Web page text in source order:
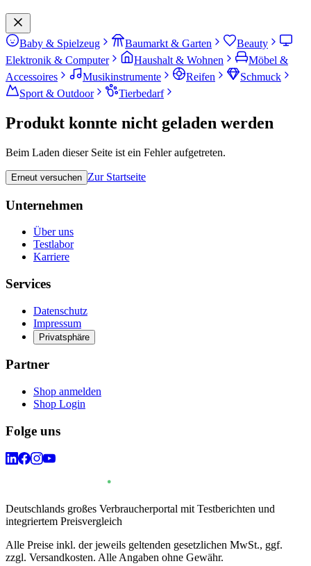
Baby & Spielzeug Baumarkt & Garten
Beauty
Elektronik & Computer
Haushalt & Wohnen
Möbel &
Accessoires
Musikinstrumente Reifen
Schmuck
Sport & Outdoor
Tierbedarf
Produkt konnte nicht geladen werden
Beim Laden dieser Seite ist ein Fehler aufgetreten.
Erneut versuchen Zur Startseite
Unternehmen
Über uns
Testlabor
Karriere
Services
Datenschutz
Impressum
Privatsphäre
Partner
Shop anmelden
Shop Login
Folge uns
Deutschlands großes Verbraucherportal mit Testberichten und
integriertem Preisvergleich
Alle Preise inkl. der jeweils geltenden gesetzlichen MwSt., ggf.
zzgl. Versandkosten. Alle Angaben ohne Gewähr.